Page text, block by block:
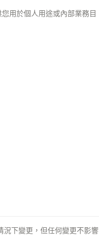
用於個人用途或內部業務目
況下變更，但任何變更不影響